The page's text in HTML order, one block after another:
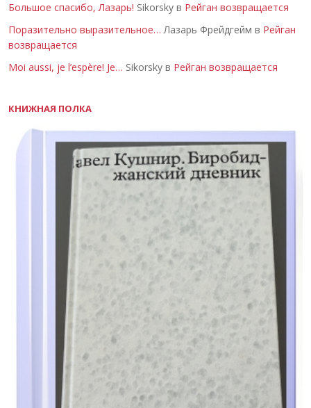
Большое спасибо, Лазарь! Sikorsky в Рейган возвращается
Поразительно выразительное… Лазарь Фрейдгейм в Рейган
возвращается
Moi aussi, je l’espère! Je… Sikorsky в Рейган возвращается
КНИЖНАЯ ПОЛКА